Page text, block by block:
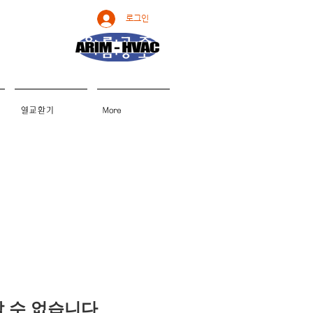
로그인
열교환기 More
수 없습니다